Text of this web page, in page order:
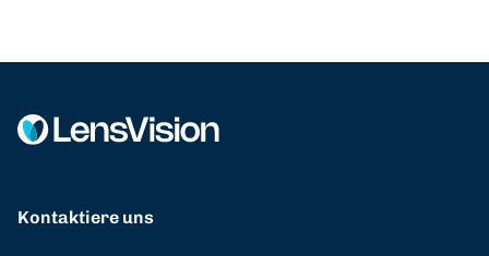
Kontaktiere uns